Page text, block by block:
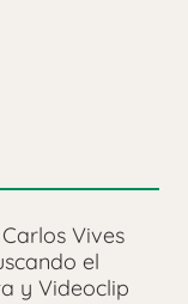
Vives
el
y Videoclip